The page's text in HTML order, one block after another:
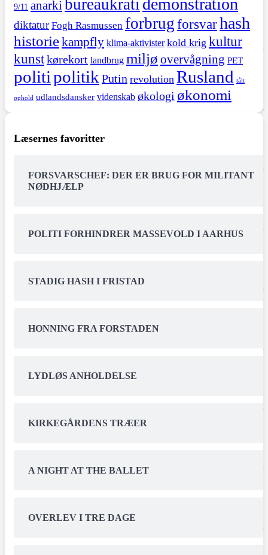
9/11 anarki bureaukrati demonstration
diktatur Fogh Rasmussen forbrugforsvarhash
historiekampfly klima-aktivister kold krig kultur
kunstkørekort landbrug miljø overvågning PET
politipolitik Putin revolution Rusland tålt
ophold udlandsdansker videnskab økologi økonomi
Læsernes favoritter
FORSVARSCHEF: DER ER BRUG FOR MILITANT
NØDHJÆLP
POLITI FORHINDRER MASSEVOLD I AARHUS
STADIG HASH I FRISTAD
HONNING FRA FORSTADEN
LYDLØS ANHOLDELSE
KIRKEGÅRDENS TRÆER
A NIGHT AT THE BALLET
OVERLEV I TRE DAGE